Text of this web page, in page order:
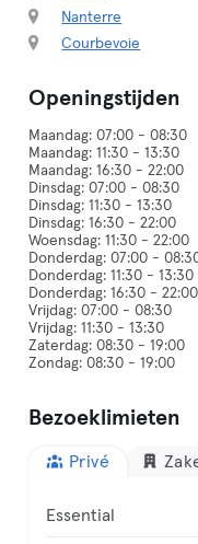
Nanterre
Courbevoie
Openingstijden
Maandag: 07:00 - 08:30
Maandag: 11:30 - 13:30
Maandag: 16:30 - 22:00
Dinsdag: 07:00 - 08:30
Dinsdag: 11:30 - 13:30
Dinsdag: 16:30 - 22:00
Woensdag: 11:30 - 22:00
Donderdag: 07:00 -
Donderdag: 11:30 - 13:30
Donderdag: 16:30 - 22:00
Vrijdag: 07:00 - 08:30
Vrijdag: 11:30 - 13:30
Zaterdag: 08:30 - 19:00
Bezoeklimieten
Privé
Essential